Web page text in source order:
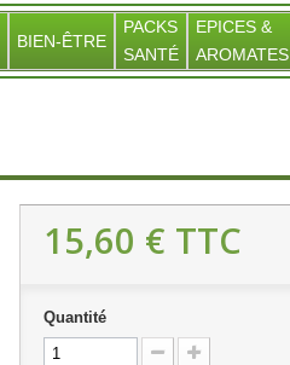
BIEN-ÊTRE
PACKS
SANTÉ
EPICES &
AROMATES
15,60 € TTC
Quantité